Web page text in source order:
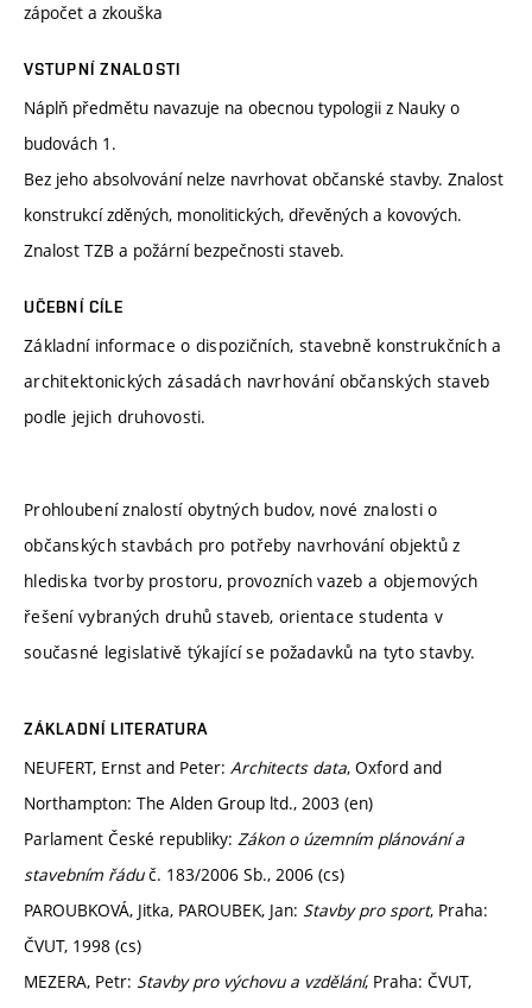
zápočet a zkouška
VSTUPNÍ ZNALOSTI
Náplň předmětu navazuje na obecnou typologii z Nauky o
budovách 1.
Bez jeho absolvování nelze navrhovat občanské stavby. Znalost
konstrukcí zděných, monolitických, dřevěných a kovových.
Znalost TZB a požární bezpečnosti staveb.
UČEBNÍ CÍLE
Základní informace o dispozičních, stavebně konstrukčních a
architektonických zásadách navrhování občanských staveb
podle jejich druhovosti.
Prohloubení znalostí obytných budov, nové znalosti o
občanských stavbách pro potřeby navrhování objektů z
hlediska tvorby prostoru, provozních vazeb a objemových
řešení vybraných druhů staveb, orientace studenta v
současné legislativě týkající se požadavků na tyto stavby.
ZÁKLADNÍ LITERATURA
NEUFERT, Ernst and Peter: Architects data, Oxford and
Northampton: The Alden Group ltd., 2003 (en)
Parlament České republiky: Zákon o územním plánování a
stavebním řáduč. 183/2006 Sb., 2006 (cs)
PAROUBKOVÁ, Jitka, PAROUBEK, Jan: Stavby pro sport, Praha:
ČVUT, 1998 (cs)
MEZERA, Petr: Stavby pro výchovu a vzdělání, Praha: ČVUT,